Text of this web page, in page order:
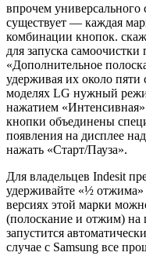
впрочем универсального
существует — каждая
комбинации кнопок.
для запуска
«Дополнительное
удерживая их около пяти
моделях LG нужный
нажатием
кнопки объединены
появления на дисплее
нажать «Старт/Пауза».
Для владельцев Indesit
удерживайте «½
версиях этой марки
(полоскание и отжим) на
запустится
случае с Samsung все